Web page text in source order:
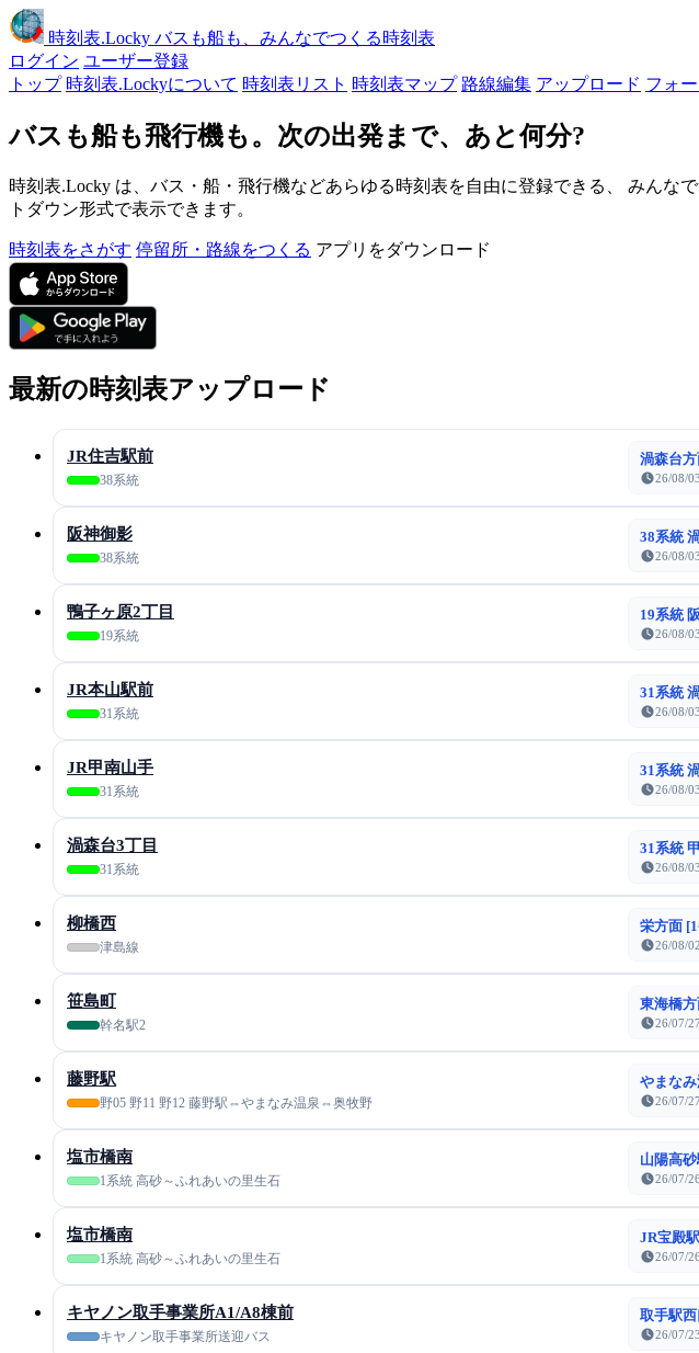
時刻表.Locky バスも船も、みんなでつくる時刻表
ログイン ユーザー登録
トップ 時刻表.Lockyについて 時刻表リスト 時刻表マップ 路線編集 アップロード フォ
バスも船も飛行機も。次の出発まで、あと何分?
時刻表.Locky は、バス・船・飛行機などあらゆる時刻表を自由に登録できる、 みんな
トダウン形式で表示できます。
時刻表をさがす 停留所・路線をつくる アプリをダウンロード
最新の時刻表アップロード
JR住吉駅前
38系統
渦森台
26/08/
阪神御影
38系統
38系統
26/08/
鴨子ヶ原2丁目
19系統
19系統
26/08/
JR本山駅前
31系統
31系統
26/08/
JR甲南山手
31系統
31系統
26/08/
渦森台3丁目
31系統
31系統
26/08/
柳橋西
津島線
栄方面
26/08/
笹島町
幹名駅2
東海橋
26/07/
藤野駅
野05 野11 野12 藤野駅⇔やまなみ温泉⇔奥牧野
やまな
26/07/
塩市橋南
1系統 高砂～ふれあいの里生石
山陽高
26/07/
塩市橋南
1系統 高砂～ふれあいの里生石
JR宝殿
26/07/
キヤノン取手事業所A1/A8棟前
キヤノン取手事業所送迎バス
取手駅
26/07/